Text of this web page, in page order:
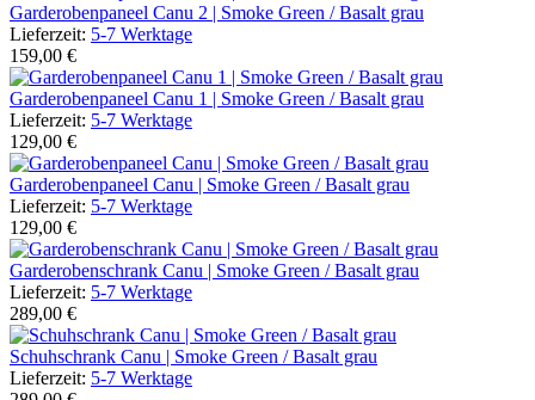
Garderobenpaneel Canu 2 | Smoke Green / Basalt grau
Lieferzeit: 5-7 Werktage
159,00 €
Garderobenpaneel Canu 1 | Smoke Green / Basalt grau
Lieferzeit: 5-7 Werktage
129,00 €
Garderobenpaneel Canu | Smoke Green / Basalt grau
Lieferzeit: 5-7 Werktage
129,00 €
Garderobenschrank Canu | Smoke Green / Basalt grau
Lieferzeit: 5-7 Werktage
289,00 €
Schuhschrank Canu | Smoke Green / Basalt grau
Lieferzeit: 5-7 Werktage